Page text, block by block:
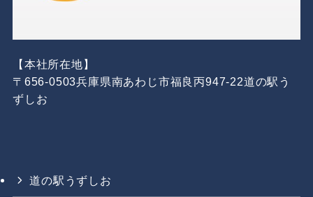
【本社所在地】
〒656-0503兵庫県南あわじ市福良丙947-22道の駅う
ずしお
道の駅うずしお